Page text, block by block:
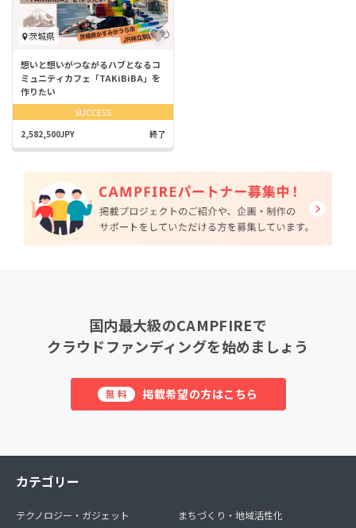
茨城県
想いと想いがつながるハブとなるコ
ミュニティカフェ「TAKiBiBA」を
作りたい
SUCCESS
2,582,500JPY 終了
国内最大級のCAMPFIREで
クラウドファンディングを始めましょう
無料 掲載希望の方はこちら
カテゴリー
テクノロジー・ガジェット
まちづくり・地域活性化